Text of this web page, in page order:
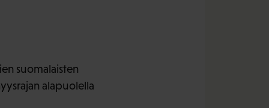
suomalaisten
alapuolella